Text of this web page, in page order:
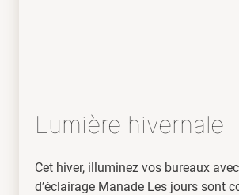
Lumière hivernale
Cet hiver, illuminez vos bureaux
d’éclairage Manade Les jours sont